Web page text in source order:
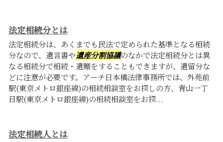
法定相続分とは
法定相続分は、あくまでも民法で定められた基準となる相続
分なので、遺言書や遺産分割協議のなかで法定相続分とは異
なる相続分で相続・遺贈をすることもできますが、遺留分な
どに注意が必要です。アーチ日本橋法律事務所では、外苑前
駅(東京メトロ銀座線)の相続相談室をお探しの方、青山一丁
目駅(東京メトロ銀座線)の相続相談室をお探...
法定相続人とは